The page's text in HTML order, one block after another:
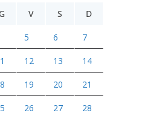
G V S D
5 6 7
12 13 14
19 20 21
26 27 28